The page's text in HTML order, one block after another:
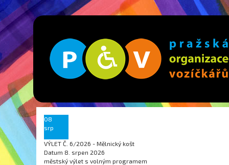
08
srp
VÝLET Č. 6/2026 - Mělnický košt
Datum 8. srpen 2026
městský výlet s volným programem